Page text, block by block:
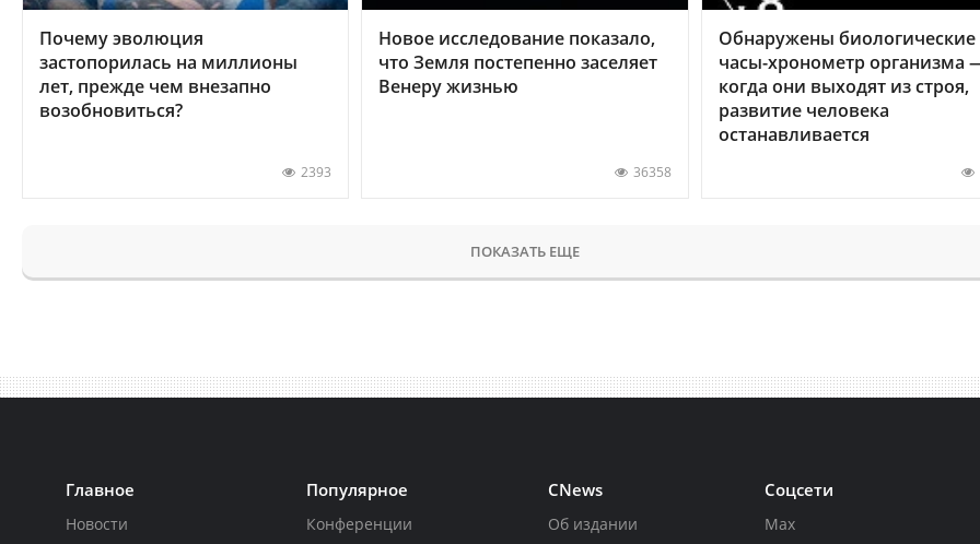
Почему эволюция
застопорилась на миллионы
лет, прежде чем внезапно
возобновиться?
2393
Новое исследование показало,
что Земля постепенно заселяет
Венеру жизнью
36358
Обнаружены биологические
часы-хронометр организма
когда они выходят из строя,
развитие человека
останавливается
ПОКАЗАТЬ ЕЩЕ
Главное
Новости
Популярное
Конференции
CNews
Об издании
Соцсети
Max